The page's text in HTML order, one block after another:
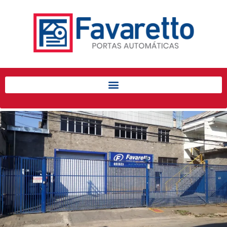
Início
Produtos
Porta de Enrolar Automática
Automatizadores
Acessórios Para Portas de
Enrolar
Pintura eletrostática
Portfólio
Contato